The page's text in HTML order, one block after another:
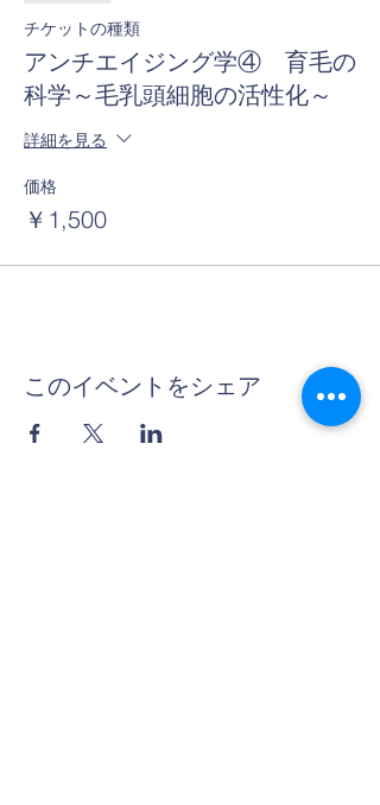
チケットの種類
アンチエイジング学④ 育毛の
科学～毛乳頭細胞の活性化～
詳細を見る
価格
￥1,500
このイベントをシェア